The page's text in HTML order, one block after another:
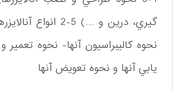
يابي آنها و نحوه تعويض آنها